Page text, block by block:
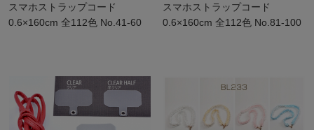
スマホストラップコード
0.6×160cm 全112色 No.41-60
スマホストラップコード
0.6×160cm 全112色 No.81-100